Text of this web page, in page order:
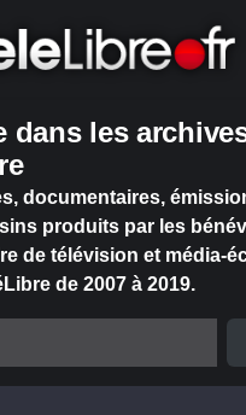
dans les
documentaires,
produits par les
de télévision et média-
de 2007 à 2019.